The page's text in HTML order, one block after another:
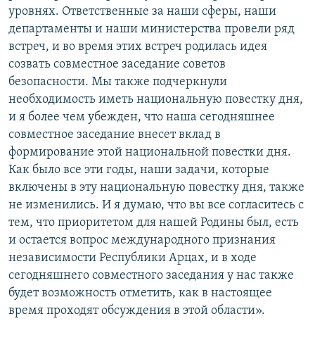
уровнях. Ответственные за наши сферы, наши
департаменты и наши министерства провели ряд
встреч, и во время этих встреч родилась идея
созвать совместное заседание советов
безопасности. Мы также подчеркнули
необходимость иметь национальную повестку дня,
и я более чем убежден, что наша сегодняшнее
совместное заседание внесет вклад в
формирование этой национальной повестки дня.
Как было все эти годы, наши задачи, которые
включены в эту национальную повестку дня, также
не изменились. И я думаю, что вы все согласитесь с
тем, что приоритетом для нашей Родины был, есть
и остается вопрос международного признания
независимости Республики Арцах, и в ходе
сегодняшнего совместного заседания у нас также
будет возможность отметить, как в настоящее
время проходят обсуждения в этой области».